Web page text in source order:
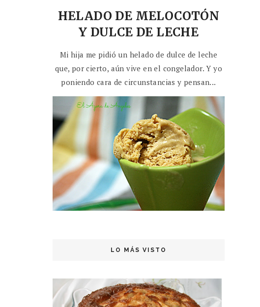
HELADO DE MELOCOTÓN
Y DULCE DE LECHE
Mi hija me pidió un helado de dulce de leche
que, por cierto, aún vive en el congelador. Y yo
poniendo cara de circunstancias y pensan...
LO MÁS VISTO